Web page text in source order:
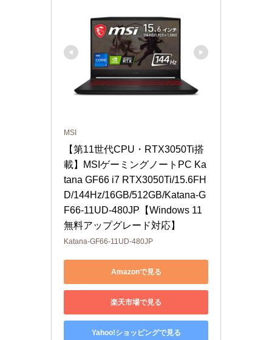
MSI
【第11世代CPU・RTX3050Ti搭
載】MSIゲーミングノートPC Ka
tana GF66 i7 RTX3050Ti/15.6FH
D/144Hz/16GB/512GB/Katana-G
F66-11UD-480JP【Windows 11
無料アップグレード対応】
Katana-GF66-11UD-480JP
Amazonで見る
楽天市場で見る
Yahoo!ショッピングで見る